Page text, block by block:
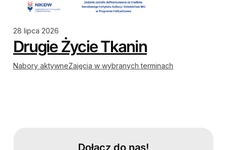
28 lipca 2026
Drugie Życie Tkanin
Nabory aktywneZajęcia w wybranych terminach
Dołącz do nas!